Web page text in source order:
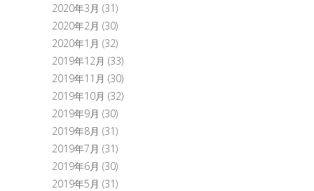
2020年3月 (31)
2020年2月 (30)
2020年1月 (32)
2019年12月 (33)
2019年11月 (30)
2019年10月 (32)
2019年9月 (30)
2019年8月 (31)
2019年7月 (31)
2019年6月 (30)
2019年5月 (31)